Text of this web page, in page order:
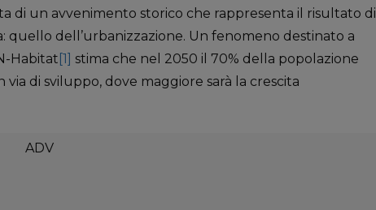
di un avvenimento storico che rappresenta il risultato di
dell’urbanizzazione. Un fenomeno destinato a
Habitat [1] stima che nel 2050 il 70% della popolazione
di sviluppo, dove maggiore sarà la crescita